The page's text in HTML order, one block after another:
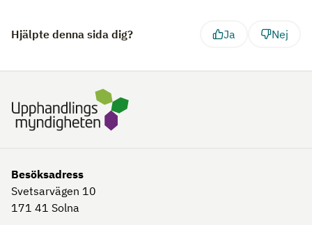
Hjälpte denna sida dig? Ja Nej
Besöksadress
Svetsarvägen 10
171 41 Solna